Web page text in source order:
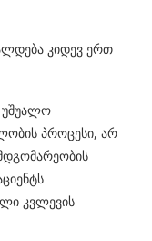
კიდევ ერთ
უშუალო
პროცესი, არ
კვლევის